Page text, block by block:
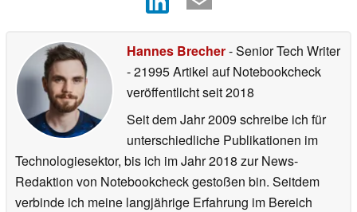
Hannes Brecher- Senior Tech Writer
- 21995 Artikel auf Notebookcheck
veröffentlichtseit 2018
Seit dem Jahr 2009 schreibe ich für
unterschiedliche Publikationen im
Technologiesektor, bis ich im Jahr 2018 zur News-
Redaktion von Notebookcheck gestoßen bin. Seitdem
verbinde ich meine langjährige Erfahrung im Bereich